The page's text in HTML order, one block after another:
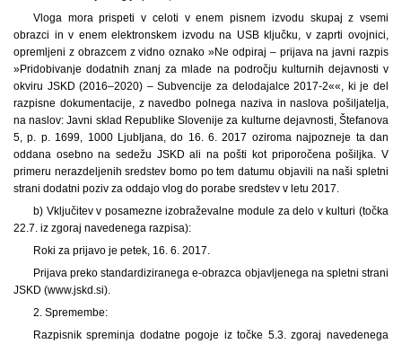
Vloga mora prispeti v celoti v enem pisnem izvodu skupaj z vsemi
obrazci in v enem elektronskem izvodu na USB ključku, v zaprti ovojnici,
opremljeni z obrazcem z vidno oznako »Ne odpiraj – prijava na javni razpis
»Pridobivanje dodatnih znanj za mlade na področju kulturnih dejavnosti v
okviru JSKD (2016–2020) – Subvencije za delodajalce 2017-2««, ki je del
razpisne dokumentacije, z navedbo polnega naziva in naslova pošiljatelja,
na naslov: Javni sklad Republike Slovenije za kulturne dejavnosti, Štefanova
5, p. p. 1699, 1000 Ljubljana, do 16. 6. 2017 oziroma najpozneje ta dan
oddana osebno na sedežu JSKD ali na pošti kot priporočena pošiljka. V
primeru nerazdeljenih sredstev bomo po tem datumu objavili na naši spletni
strani dodatni poziv za oddajo vlog do porabe sredstev v letu 2017.
b) Vključitev v posamezne izobraževalne module za delo v kulturi (točka
22.7. iz zgoraj navedenega razpisa):
Roki za prijavo je petek, 16. 6. 2017.
Prijava preko standardiziranega e-obrazca objavljenega na spletni strani
JSKD (www.jskd.si).
2. Spremembe:
Razpisnik spreminja dodatne pogoje iz točke 5.3. zgoraj navedenega